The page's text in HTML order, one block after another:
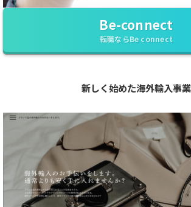
Be-connect
転職ならBe connect
新しく始めた海外輸入事業